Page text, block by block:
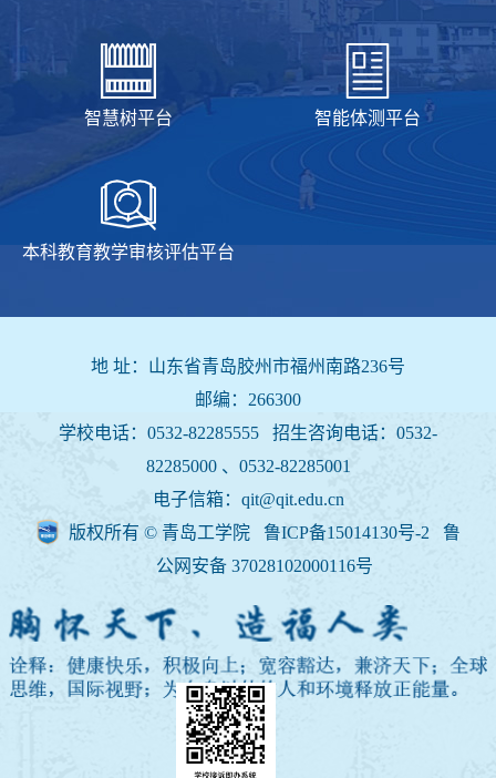
智慧树平台 智能体测平台
本科教育教学审核评估平台
地 址：山东省青岛胶州市福州南路236号
邮编：266300
学校电话：0532-82285555 招生咨询电话： 0532-
82285000 、0532-82285001
电子信箱：qit@qit.edu.cn
版权所有 © 青岛工学院 鲁ICP备15014130号-2
鲁
公网安备 37028102000116号